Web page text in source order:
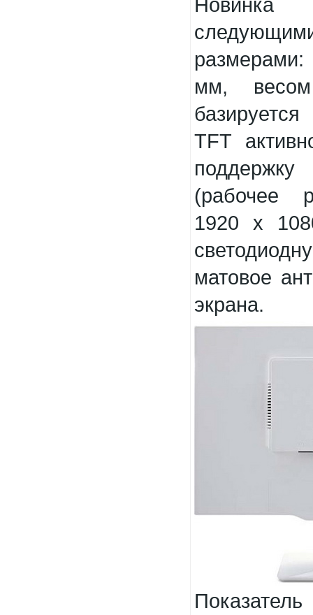
мм,
TFT
(рабочее
1920 x
матовое
экрана.